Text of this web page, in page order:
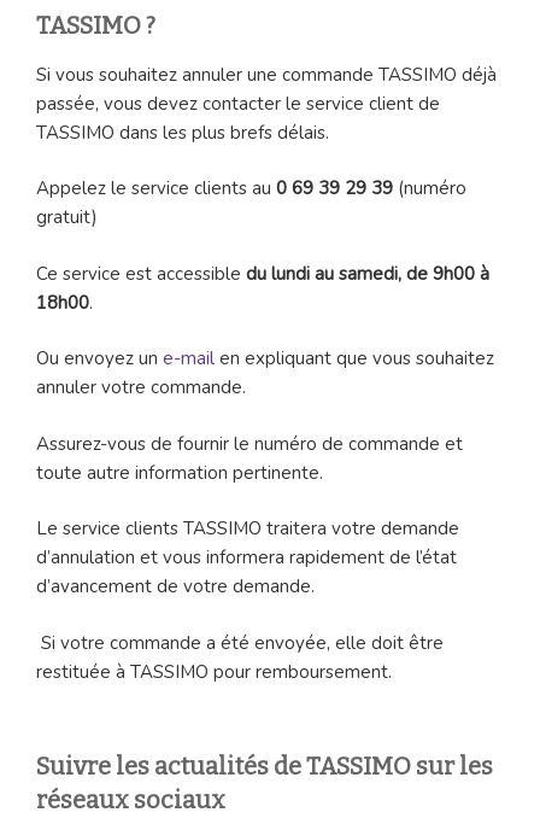
TASSIMO ?
Si vous souhaitez annuler une commande TASSIMO déjà
passée, vous devez contacter le service client de
TASSIMO dans les plus brefs délais.
Appelez le service clients au 0 69 39 29 39 (numéro
gratuit)
Ce service est accessible du lundi au samedi, de 9h00 à
18h00.
Ou envoyez un e-mail en expliquant que vous souhaitez
annuler votre commande.
Assurez-vous de fournir le numéro de commande et
toute autre information pertinente.
Le service clients TASSIMO traitera votre demande
d’annulation et vous informera rapidement de l’état
d’avancement de votre demande.
Si votre commande a été envoyée, elle doit être
restituée à TASSIMO pour remboursement.
Suivre les actualités de TASSIMO sur les
réseaux sociaux